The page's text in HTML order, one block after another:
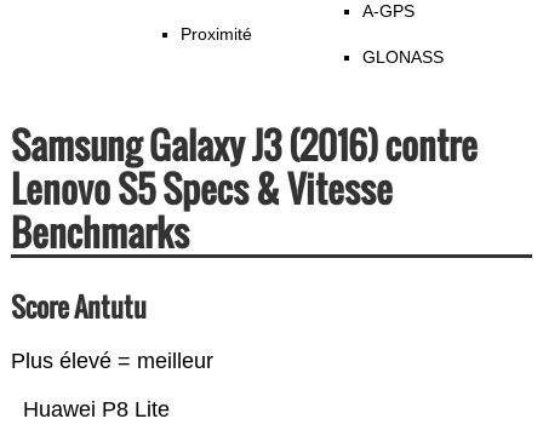
Proximité
A-GPS
GLONASS
Samsung Galaxy J3 (2016) contre
Lenovo S5 Specs & Vitesse
Benchmarks
Score Antutu
Plus élevé = meilleur
Huawei P8 Lite